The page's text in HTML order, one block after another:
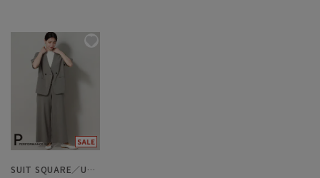
SUIT SQUARE／UNIVERSAL LANGUAGE／WHITE